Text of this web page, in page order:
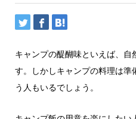
キャンプの醍醐味といえば、
す。しかしキャンプの料理は
う人もいるでしょう。